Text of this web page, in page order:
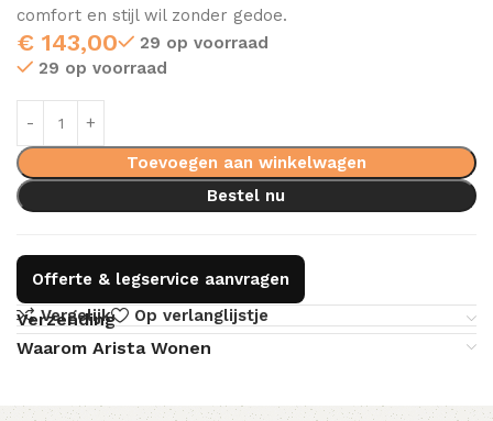
comfort en stijl wil zonder gedoe.
€ 143,00
29 op voorraad
29 op voorraad
Toevoegen aan winkelwagen
Bestel nu
Offerte & legservice aanvragen
Vergelijk
Op verlanglijstje
Verzending
Waarom Arista Wonen